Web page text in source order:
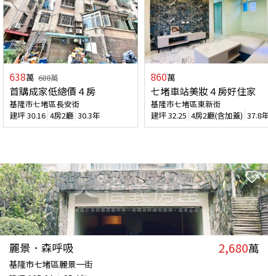
638萬 688萬
首購成家低總價４房
基隆市七堵區長安街
建坪30.16 4房2廳 30.3年
860萬
七堵車站美妝４房好住家
基隆市七堵區東新街
建坪32.25 4房2廳(含加蓋) 37.8
麗景．森呼吸 2,680萬
基隆市七堵區麗景一街